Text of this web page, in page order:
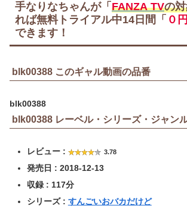
手なりなちゃんが「 FANZA TVの
れば無料トライアル中14日間 「 ０円
できます！
blk00388 このギャル動画の品番
blk00388
blk00388 レーベル・シリーズ・ジャン
レビュー : 3.78
発売日 : 2018-12-13
収録 : 117分
シリーズ : すんごいおバカだけど